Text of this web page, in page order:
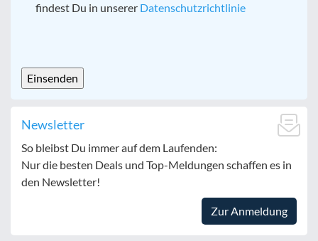
findest Du in unserer Datenschutzrichtlinie
Newsletter
So bleibst Du immer auf dem Laufenden:
Nur die besten Deals und Top-Meldungen schaffen es in
den Newsletter!
Zur Anmeldung